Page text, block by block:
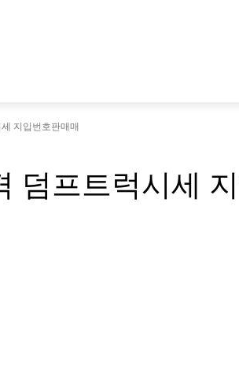
지입번호판매매
덤프트럭시세